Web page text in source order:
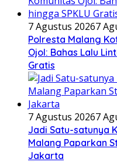
7 Agustus 20267
Polresta Malang
Ojol: Bahas Lalu
Gratis
7 Agustus 20267
Jadi Satu-satunya
Malang Paparkan
Jakarta